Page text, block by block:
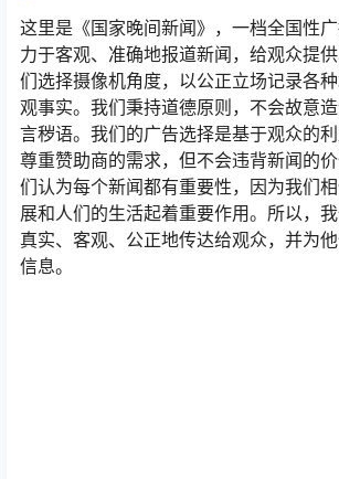
这里是《国家晚间新闻》，一档全国性
力于客观、准确地报道新闻，给观众提
们选择摄像机角度，以公正立场记录各
观事实。我们秉持道德原则，不会故意
言秽语。我们的广告选择是基于观众的利
尊重赞助商的需求，但不会违背新闻的
们认为每个新闻都有重要性，因为我们
展和人们的生活起着重要作用。所以，
真实、客观、公正地传达给观众，并为
信息。